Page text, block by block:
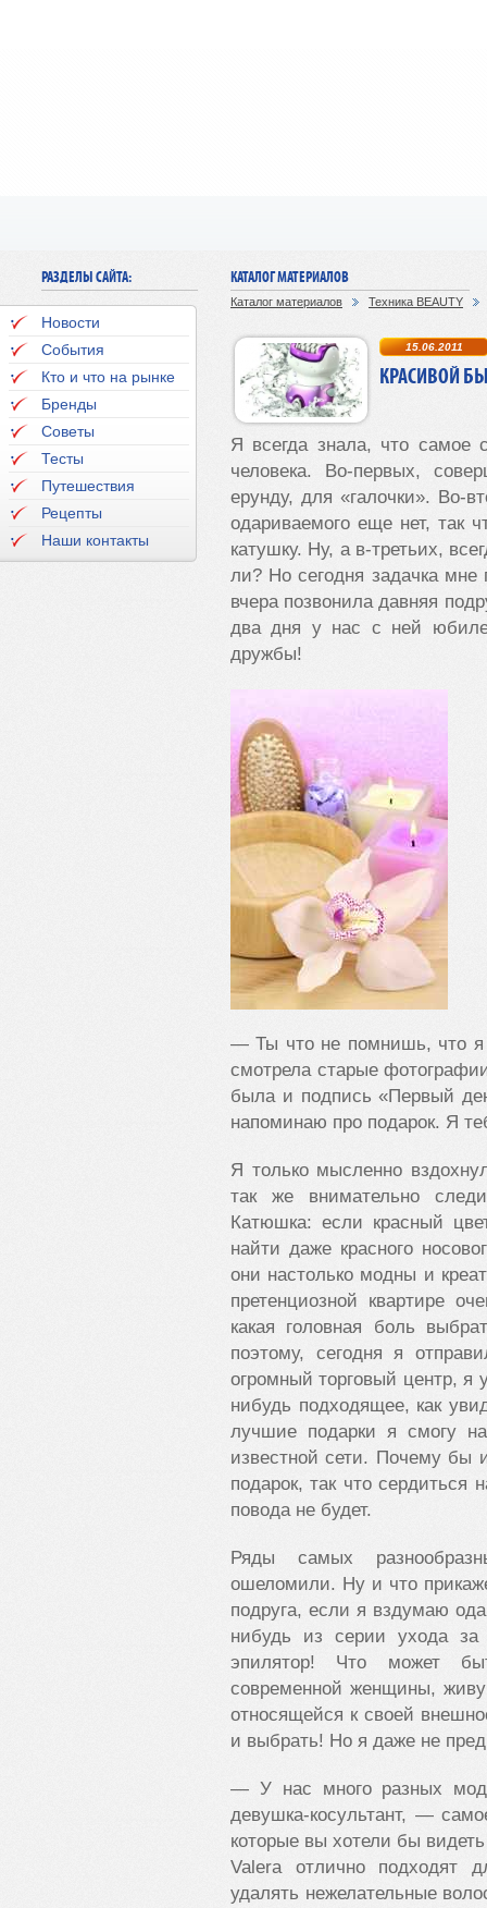
РАЗДЕЛЫ САЙТА:
Новости
События
Кто и что на рынке
Бренды
Советы
Тесты
Путешествия
Рецепты
Наши контакты
КАТАЛОГ МАТЕРИАЛОВ
Каталог материалов Техника BEAUTY
15.06.2011
КРАСИВОЙ
Я всегда знала, что самое
человека. Во-первых,
ерунду, для «галочки». Во-
одариваемого еще нет, так
катушку. Ну, а в-третьих,
ли? Но сегодня задачка
вчера позвонила давняя
два дня у нас с ней
дружбы!
— Ты что не помнишь, что я
смотрела старые
была и подпись «Первый
напоминаю про подарок. Я
Я только мысленно
так же внимательно
Катюшка: если красный
найти даже красного
они настолько модны и
претенциозной квартире
какая головная боль
поэтому, сегодня я
огромный торговый центр, я
нибудь подходящее, как
лучшие подарки я смогу
известной сети. Почему бы
подарок, так что сердиться
повода не будет.
Ряды самых
ошеломили. Ну и что
подруга, если я вздумаю
нибудь из серии ухода
эпилятор! Что может
современной женщины,
относящейся к своей
и выбрать! Но я даже не
— У нас много разных
девушка-косультант, —
которые вы хотели бы
Valera отлично подходят
удалять нежелательные